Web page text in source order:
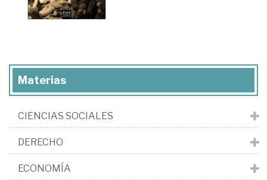
Materias
CIENCIAS SOCIALES
DERECHO
ECONOMÍA